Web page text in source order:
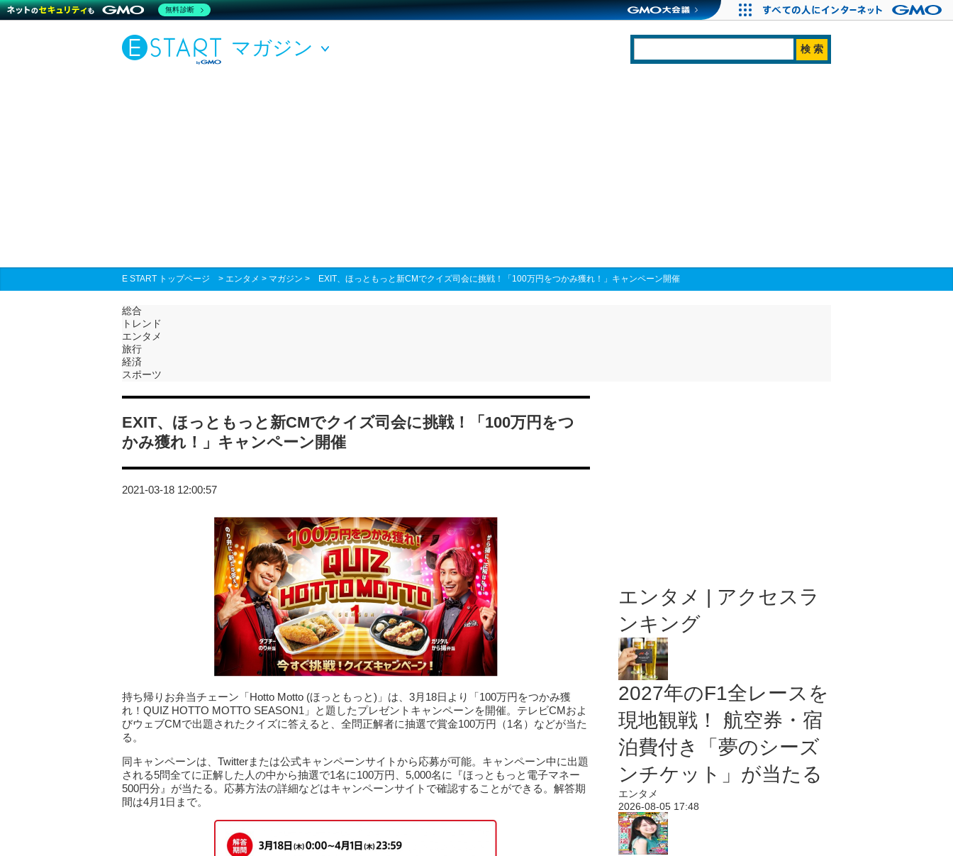
マガジン
E START トップページ > エンタメ > マガジン > EXIT、ほっともっと新CMでクイズ司会に挑戦！「100万円をつかみ獲れ！」キャンペーン開催
総合
トレンド
エンタメ
旅行
経済
スポーツ
EXIT、ほっともっと新CMでクイズ司会に挑戦！「100万円をつ
かみ獲れ！」キャンペーン開催
2021-03-18 12:00:57
持ち帰りお弁当チェーン「Hotto Motto (ほっともっと)」は、3月18日より「100万円をつかみ獲
れ！QUIZ HOTTO MOTTO SEASON1」と題したプレゼントキャンペーンを開催。テレビCMおよ
びウェブCMで出題されたクイズに答えると、全問正解者に抽選で賞金100万円（1名）などが当た
る。
同キャンペーンは、Twitterまたは公式キャンペーンサイトから応募が可能。キャンペーン中に出題
される5問全てに正解した人の中から抽選で1名に100万円、5,000名に『ほっともっと電子マネー
500円分』が当たる。応募方法の詳細などはキャンペーンサイトで確認することができる。解答期
間は4月1日まで。
エンタメ | アクセスラ
ンキング
2027年のF1全レースを
現地観戦！ 航空券・宿
泊費付き「夢のシーズ
ンチケット」が当たる
エンタメ
2026-08-05 17:48
無料診断